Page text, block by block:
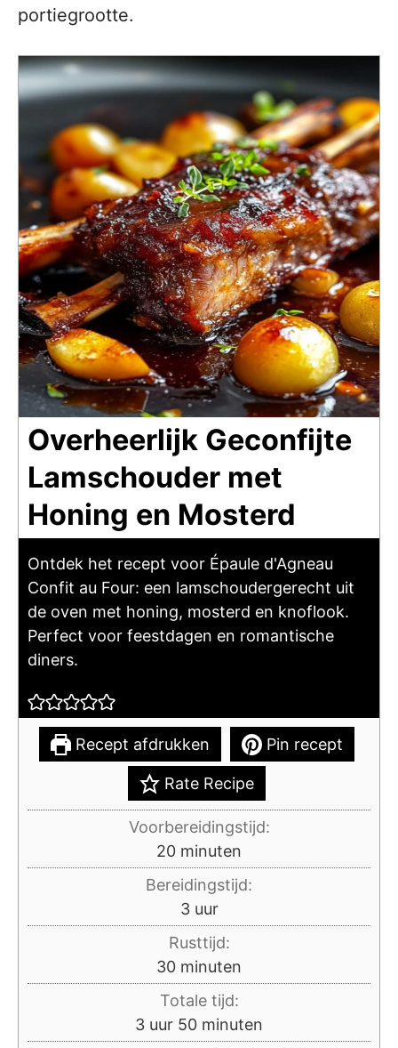
portiegrootte.
Overheerlijk Geconfijte
Lamschouder met
Honing en Mosterd
Ontdek het recept voor Épaule d'Agneau
Confit au Four: een lamschoudergerecht uit
de oven met honing, mosterd en knoflook.
Perfect voor feestdagen en romantische
diners.
Recept afdrukken Pin recept
Rate Recipe
Voorbereidingstijd:
20minuten
minuten
Bereidingstijd:
3uur
uur
Rusttijd:
30minuten
minuten
Totale tijd:
3uur
uur 50minuten
minuten